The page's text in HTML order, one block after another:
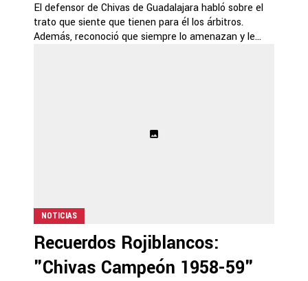
El defensor de Chivas de Guadalajara habló sobre el
trato que siente que tienen para él los árbitros.
Además, reconoció que siempre lo amenazan y le...
NOTICIAS
Recuerdos Rojiblancos:
"Chivas Campeón 1958-59"